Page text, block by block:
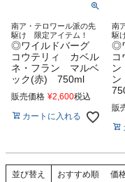
南ア・テロワール派の先
駆け 限定アイテム！
◎ワイルドバーグ
コウテリィ カベル
ネ・フラン マルベ
ック(赤) 750ml
販売価格 ¥2,600税込
カートに入れる
南
駆
◎
販
並び替え おすすめ順 価